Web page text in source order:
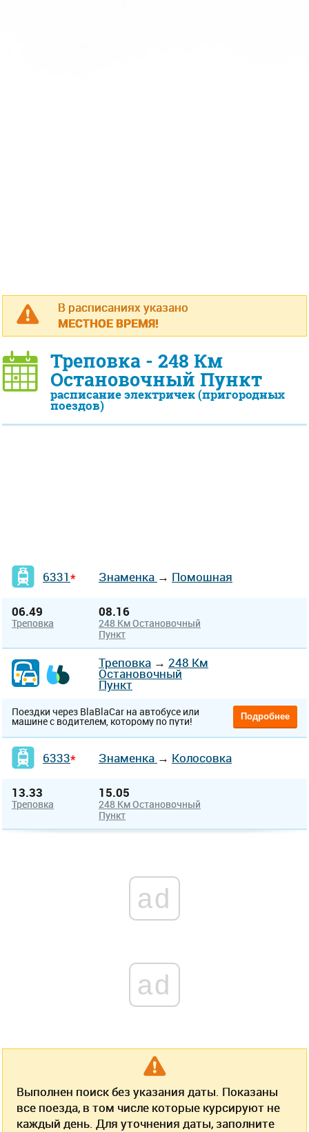
В расписаниях указано
МЕСТНОЕ ВРЕМЯ!
Треповка - 248 Км
Остановочный Пункт
расписание электричек (пригородных
поездов)
6331* Знаменка → Помошная
06.49
Треповка
08.16
248 Км Остановочный
Пункт
Треповка → 248 Км
Остановочный
Пункт
Поездки через BlaBlaCar на автобусе или
машине с водителем, которому по пути! Подробнее
6333* Знаменка → Колосовка
13.33
Треповка
15.05
248 Км Остановочный
Пункт
ad
ad
Выполнен поиск без указания даты. Показаны
все поезда, в том числе которые курсируют не
каждый день. Для уточнения даты, заполните